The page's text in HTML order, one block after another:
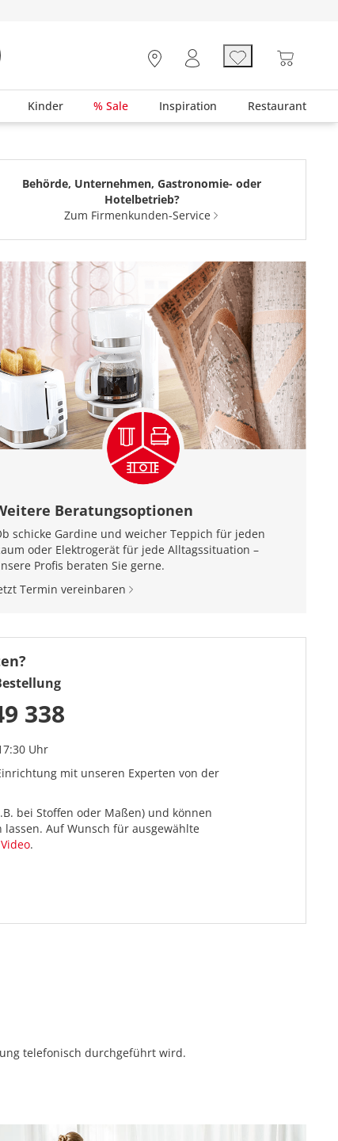
Kinder % Sale Inspiration Restaurant
Behörde, Unternehmen, Gastronomie- oder
Hotelbetrieb?
Zum Firmenkunden-Service
Beratungsoptionen
schicke Gardine und weicher Teppich für jeden
oder Elektrogerät für jede Alltagssituation –
Profis beraten Sie gerne.
Termin vereinbaren
338
Uhr
mit unseren Experten von der
bei Stoffen oder Maßen) und können
Auf Wunsch für ausgewählte
Video.
telefonisch durchgeführt wird.